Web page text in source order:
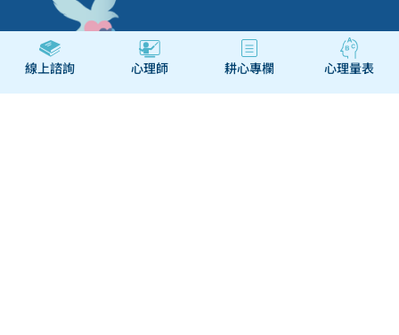
線上諮詢 心理師 耕心專欄 心理量表
關於 幫助與合作